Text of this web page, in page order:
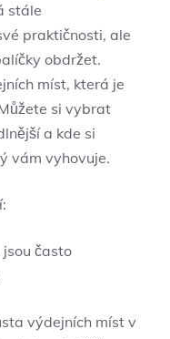
stále
praktičnosti, ale
obdržet.
míst, která je
si vybrat
a kde si
vám vyhovuje.
často
výdejních míst v